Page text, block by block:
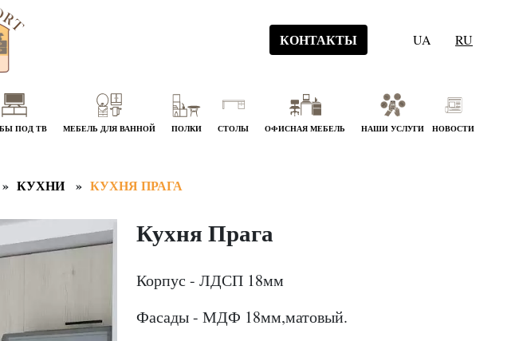
КОНТАКТЫ UA RU
ПОД ТВ МЕБЕЛЬ ДЛЯ ВАННОЙ ПОЛКИ СТОЛЫ ОФИСНАЯ МЕБЕЛЬ НАШИ УСЛУГИ НОВОСТИ
КУХНИ КУХНЯ ПРАГА
Кухня Прага
Корпус - ЛДСП 18мм
Фасады - МДФ 18мм,матовый.